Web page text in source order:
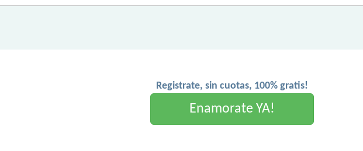
Registrate, sin cuotas, 100% gratis!
Enamorate YA!